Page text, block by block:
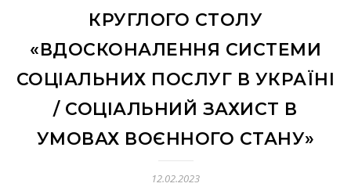
КРУГЛОГО СТОЛУ
«ВДОСКОНАЛЕННЯ СИСТЕМИ
СОЦІАЛЬНИХ ПОСЛУГ В УКРАЇНІ
/ СОЦІАЛЬНИЙ ЗАХИСТ В
УМОВАХ ВОЄННОГО СТАНУ»
12.02.2023